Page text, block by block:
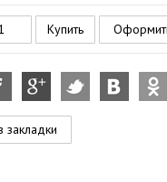
закладки